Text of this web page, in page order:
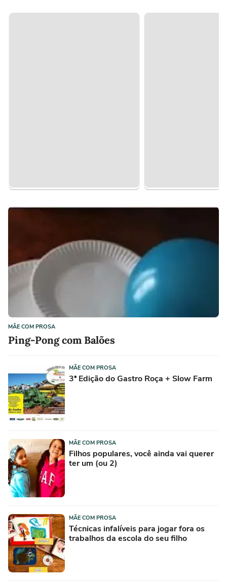
MÃE COM PROSA
Ping-Pong com Balões
MÃE COM PROSA
3ª Edição do Gastro Roça + Slow Farm
MÃE COM PROSA
Filhos populares, você ainda vai querer
ter um (ou 2)
MÃE COM PROSA
Técnicas infalíveis para jogar fora os
trabalhos da escola do seu filho